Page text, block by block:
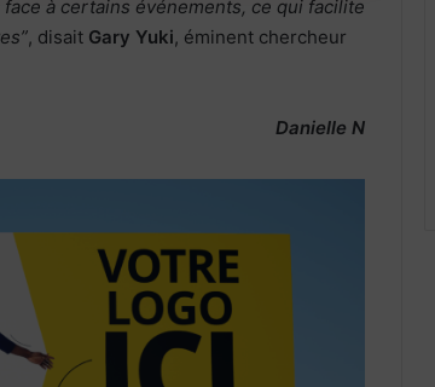
à certains événements, ce qui facilite
, disait Gary Yuki, éminent chercheur
Danielle N